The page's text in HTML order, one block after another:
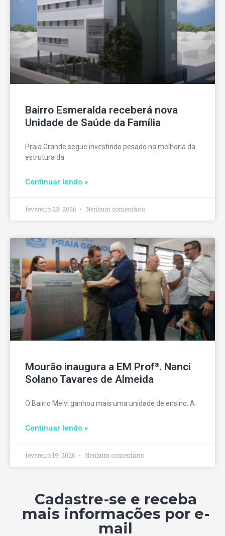
Bairro Esmeralda receberá nova
Unidade de Saúde da Família
Praia Grande segue investindo pesado na melhoria da
estrutura da
Continuar lendo »
fevereiro 23, 2026 Nenhum comentário
Mourão inaugura a EM Profª. Nanci
Solano Tavares de Almeida
O Bairro Melvi ganhou mais uma unidade de ensino. A
Continuar lendo »
fevereiro 19, 2026 Nenhum comentário
Cadastre-se e receba
mais informações por e-
mail